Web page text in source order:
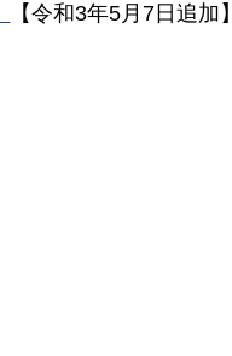
【令和3年5月7日追加】